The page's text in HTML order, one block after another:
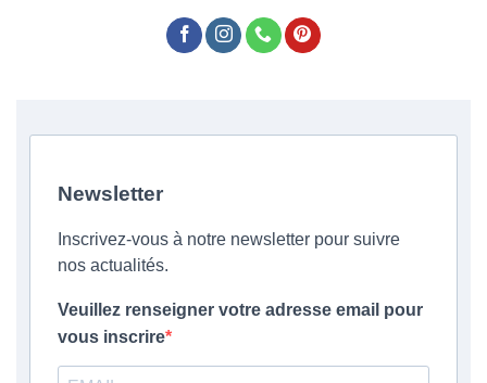
Newsletter
Inscrivez-vous à notre newsletter pour suivre
nos actualités.
Veuillez renseigner votre adresse email pour
vous inscrire